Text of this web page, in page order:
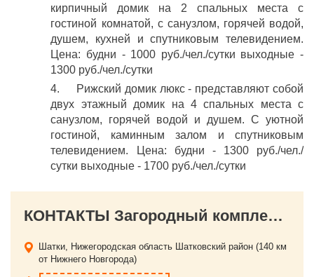
кирпичный домик на 2 спальных места с
гостиной комнатой, с санузлом, горячей водой,
душем, кухней и спутниковым телевидением.
Цена: будни - 1000 руб./чел./сутки выходные -
1300 руб./чел./сутки
4. Рижский домик люкс - представляют собой
двух этажный домик на 4 спальных места с
санузлом, горячей водой и душем. С уютной
гостиной, каминным залом и спутниковым
телевидением. Цена: будни - 1300 руб./чел./
сутки выходные - 1700 руб./чел./сутки
КОНТАКТЫ Загородный комплекс "Кипячий ключ"
Шатки, Нижегородская область Шатковский район (140 км
от Нижнего Новгорода)